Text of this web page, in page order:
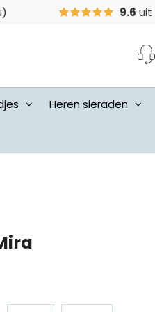
9.6 uit
Heren sieraden